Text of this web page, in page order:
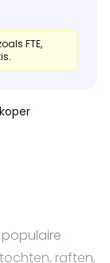
FTE,
raften,